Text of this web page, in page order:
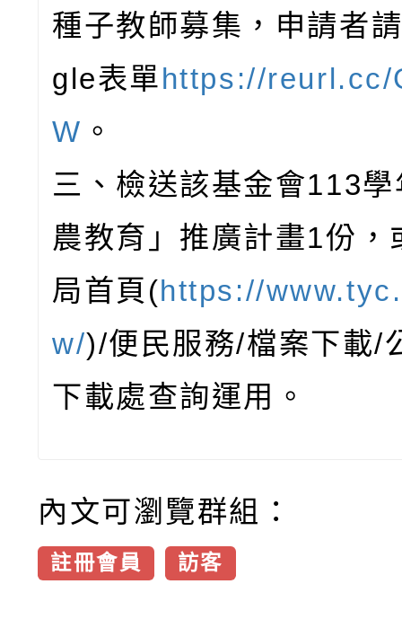
種子教師募集，申請者
gle表單https://reurl.cc/
W 。
三、檢送該基金會113
農教育」推廣計畫1份，
局首頁(https://
w/)/便民服務/檔案下載/
下載處查詢運用。
內文可瀏覽群組：
註冊會員 訪客